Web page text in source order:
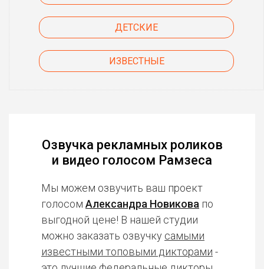
ДЕТСКИЕ
ИЗВЕСТНЫЕ
Озвучка рекламных роликов
и видео голосом Рамзеса
Мы можем озвучить ваш проект
голосом Александра Новикова по
выгодной цене! В нашей студии
можно заказать озвучку самыми
известными топовыми дикторами -